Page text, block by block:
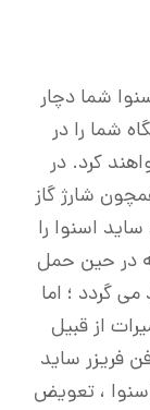
شما دچار
شما را در
کرد. در
شارژ گاز
اسنوا را
در حین حمل
گردد ؛ اما
از قبیل
فریزر ساید
، تعویض